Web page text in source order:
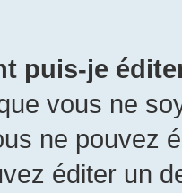
puis-je
vous ne
ne pouvez
éditer un